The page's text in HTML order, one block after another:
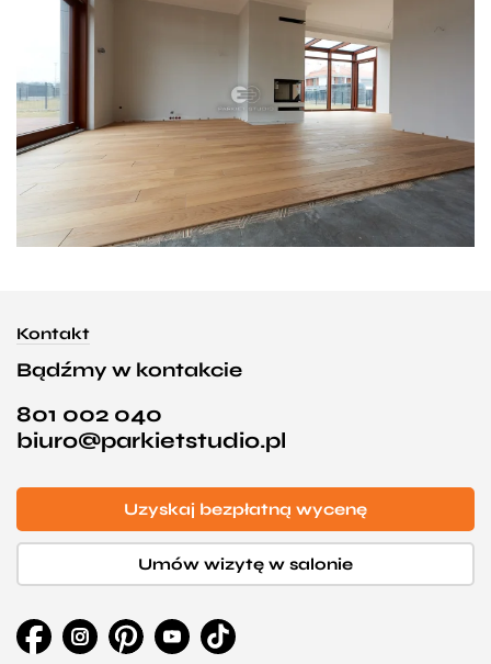
Kontakt
Bądźmy w kontakcie
801 002 040
biuro@parkietstudio.pl
Uzyskaj bezpłatną wycenę
Umów wizytę w salonie